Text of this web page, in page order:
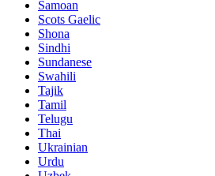
Samoan
Scots Gaelic
Shona
Sindhi
Sundanese
Swahili
Tajik
Tamil
Telugu
Thai
Ukrainian
Urdu